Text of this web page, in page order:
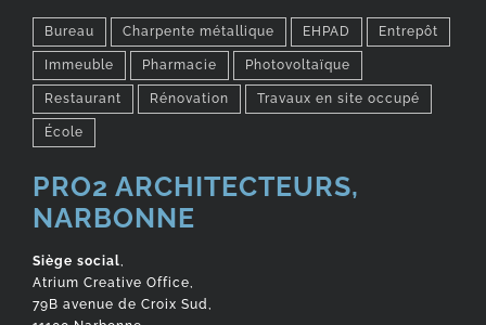
Bureau Charpente métallique EHPAD Entrepôt
Immeuble Pharmacie Photovoltaïque
Restaurant Rénovation Travaux en site occupé
École
PRO2 ARCHITECTEURS,
NARBONNE
Siège social
Atrium Creative Office,
79B avenue de Croix Sud,